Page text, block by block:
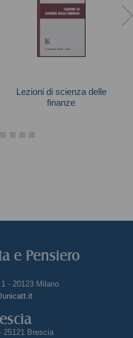
Lezioni di scienza delle
finanze
e Pensiero
- 20123 Milano
25121 Brescia